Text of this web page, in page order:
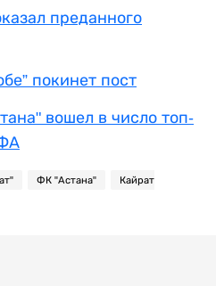
преданного
покинет пост
вошел в число топ-
ФК "Астана" Кайрат